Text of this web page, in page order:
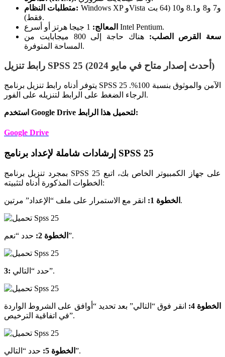
متطلبات النظام: Windows XP وVista و7 و8 و8.1 و10 (64 بت
فقط).
المعالج: 1 جيجا هرتز أو أسرع Intel Pentium.
سعة القرص الصلب:
هناك حاجة إلى 800 ميجابايت من
المساحة المتوفرة.
رابط تنزيل SPSS 25 (أحدث إصدار متاح في مايو 2024)
يتوفر أدناه رابط تنزيل برنامج SPSS 25 الآمن والموثوق بنسبة 100%.
الرجاء الضغط على الرابط لتنزيله على الفور.
استخدم Google Drive لتحميل هذا الرابط:
Google Drive
إرشادات شاملة لإعداد برنامج SPSS 25
بمجرد تنزيل برنامج SPSS 25 على جهاز الكمبيوتر الخاص بك، اتبع
الخطوات المذكورة أدناه لتثبيته:
الخطوة 1: انقر مع الاستمرار على ملف “الإعداد” مرتين.
الخطوة 2: حدد “نعم”.
3: حدد “التالي”.
الخطوة 4:
انقر فوق “التالي” بعد تحديد “أوافق على الشروط الواردة
في اتفاقية الترخيص”.
الخطوة 5: حدد “التالي”.